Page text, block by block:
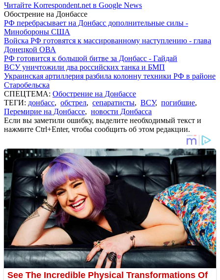
Читайте Korrespondent.net в Google News
Обострение на Донбассе
РФ перебрасывает на Донбасс дополнительные силы -
Минобороны США
Войска РФ готовятся к массированному наступлению - глава
Донецкой ОВА
РФ готовится к большой битве за Донбасс - Гайдай
ВСУ уничтожили два российских танка и БМП
Украинская артиллерия разбила колонну техники РФ в районе
Старобельска
СПЕЦТЕМА: Обострение на Донбассе
ТЕГИ: донбасс, обстрел, сепаратисты, ВСУ, погибшие,
Перемирие на Донбассе, новости Донбасса
Если вы заметили ошибку, выделите необходимый текст и
нажмите Ctrl+Enter, чтобы сообщить об этом редакции.